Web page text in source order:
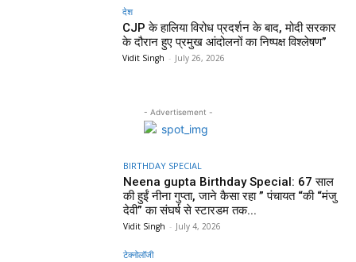
देश
CJP के हालिया विरोध प्रदर्शन के बाद, मोदी सरकार
के दौरान हुए प्रमुख आंदोलनों का निष्पक्ष विश्लेषण”
Vidit Singh - July 26, 2026
- Advertisement -
BIRTHDAY SPECIAL
Neena gupta Birthday Special: 67 साल
की हुईं नीना गुप्ता, जाने कैसा रहा ” पंचायत “की “मंजु
देवी” का संघर्ष से स्टारडम तक...
Vidit Singh - July 4, 2026
टेक्नोलॉजी